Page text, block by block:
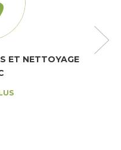
ET NETTOYAGE